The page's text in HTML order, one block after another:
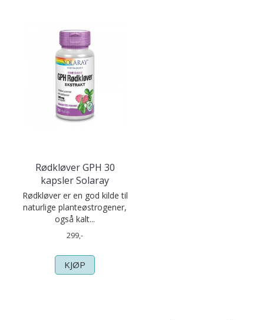
Rødkløver GPH 30
kapsler Solaray
Rødkløver er en god kilde til
naturlige planteøstrogener,
også kalt...
299,-
KJØP